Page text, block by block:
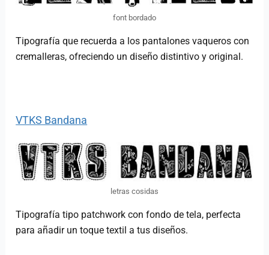
font bordado
Tipografía que recuerda a los pantalones vaqueros con
cremalleras, ofreciendo un diseño distintivo y original.
VTKS Bandana
letras cosidas
Tipografía tipo patchwork con fondo de tela, perfecta
para añadir un toque textil a tus diseños.